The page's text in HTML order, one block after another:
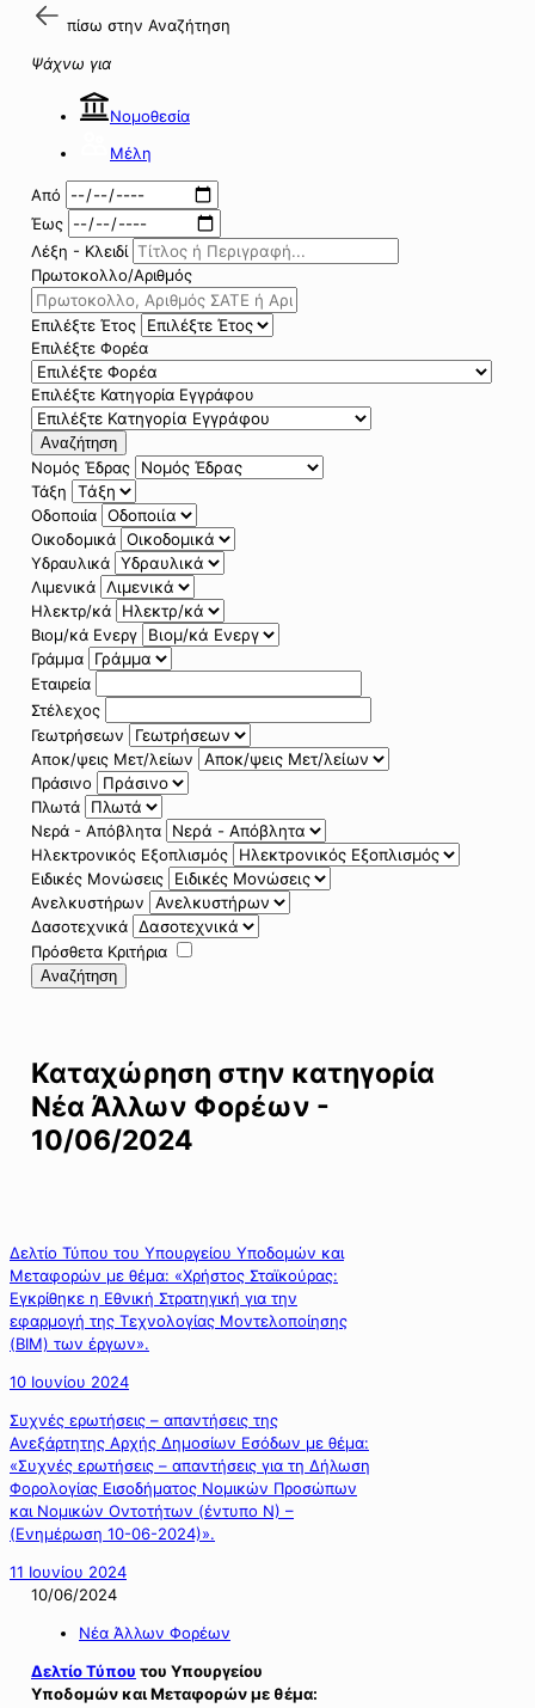
πίσω στην Αναζήτηση
Ψάχνω για
Νομοθεσία
Μέλη
Από
Έως
Λέξη - Κλειδί
Πρωτοκολλο/Αριθμός
Επιλέξτε Έτος
Επιλέξτε Φορέα
Επιλέξτε Κατηγορία Εγγράφου
Αναζήτηση
Νομός Έδρας
Τάξη
Οδοποιία
Οικοδομικά
Υδραυλικά
Λιμενικά
Ηλεκτρ/κά
Βιομ/κά Ενεργ
Γράμμα
Εταιρεία
Στέλεχος
Γεωτρήσεων
Αποκ/ψεις Μετ/λείων
Πράσινο
Πλωτά
Νερά - Απόβλητα
Ηλεκτρονικός Εξοπλισμός
Ειδικές Μονώσεις
Ανελκυστήρων
Δασοτεχνικά
Πρόσθετα Κριτήρια
Αναζήτηση
Καταχώρηση στην κατηγορία
Νέα Άλλων Φορέων -
10/06/2024
Δελτίο Τύπου του Υπουργείου Υποδομών και
Μεταφορών με θέμα: «Χρήστος Σταϊκούρας:
Εγκρίθηκε η Εθνική Στρατηγική για την
εφαρμογή της Τεχνολογίας Μοντελοποίησης
(BIM) των έργων».
10 Ιουνίου 2024
Συχνές ερωτήσεις – απαντήσεις της
Ανεξάρτητης Αρχής Δημοσίων Εσόδων με θέμα:
«Συχνές ερωτήσεις – απαντήσεις για τη Δήλωση
Φορολογίας Εισοδήματος Νομικών Προσώπων
και Νομικών Οντοτήτων (έντυπο Ν) –
(Eνημέρωση 10-06-2024)».
11 Ιουνίου 2024
10/06/2024
Νέα Άλλων Φορέων
Δελτίο Τύπου του Υπουργείου
Υποδομών και Μεταφορών με θέμα: